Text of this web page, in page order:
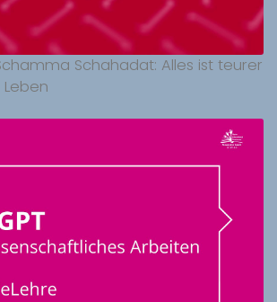
Schahadat: Alles ist teurer
Leben